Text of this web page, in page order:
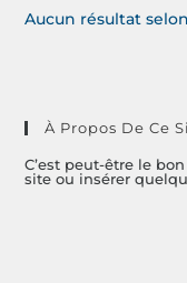
Aucun résultat
À Propos De Ce
C’est peut-être le
site ou insérer